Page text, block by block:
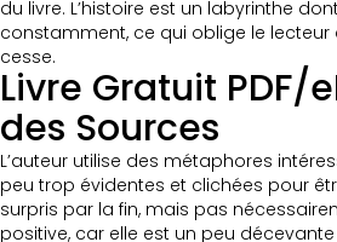
du livre. L’histoire est un labyrinthe
constamment, ce qui oblige le
cesse.
Livre Gratuit PDF/
des Sources
L’auteur utilise des métaphores
peu trop évidentes et clichées pour
surpris par la fin, mais pas
positive, car elle est un peu